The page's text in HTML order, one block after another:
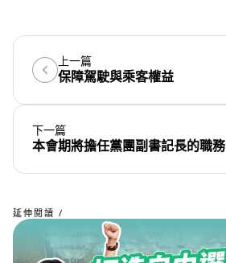
上一篇
保障駕駛與乘客權益
下一篇
本會期將擔任黨團副書記長的職務
延伸閱讀 /